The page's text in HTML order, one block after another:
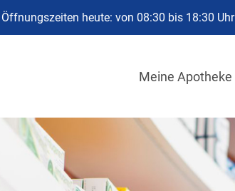
Öffnungszeiten heute: von 08:30 bis 18:30 Uhr
Meine Apotheke